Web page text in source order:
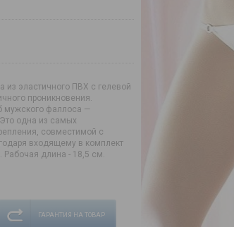
из эластичного ПВХ с гелевой
проникновения.
мужского фаллоса —
одна из самых
совместимой с
входящему в комплект
Рабочая длина - 18,5 см.
ГАРАНТИЯ НА ТОВАР